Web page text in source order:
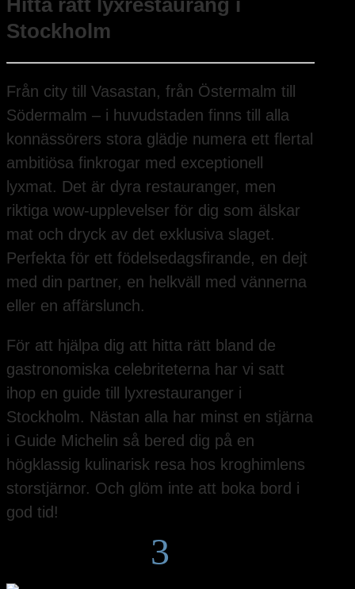
Hitta rätt lyxrestaurang i
Stockholm
Från city till Vasastan, från Östermalm till
Södermalm – i huvudstaden finns till alla
konnässörers stora glädje numera ett flertal
ambitiösa finkrogar med exceptionell
lyxmat. Det är dyra restauranger, men
riktiga wow-upplevelser för dig som älskar
mat och dryck av det exklusiva slaget.
Perfekta för ett födelsedagsfirande, en dejt
med din partner, en helkväll med vännerna
eller en affärslunch.
För att hjälpa dig att hitta rätt bland de
gastronomiska celebriteterna har vi satt
ihop en guide till lyxrestauranger i
Stockholm. Nästan alla har minst en stjärna
i Guide Michelin så bered dig på en
högklassig kulinarisk resa hos kroghimlens
storstjärnor. Och glöm inte att boka bord i
god tid!
3